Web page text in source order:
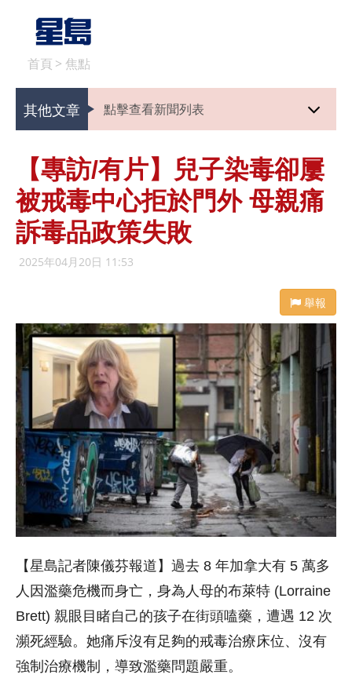
首頁 > 焦點
其他文章 點擊查看新聞列表
【專訪/有片】兒子染毒卻屢
被戒毒中心拒於門外 母親痛
訴毒品政策失敗
2025年04月20日 11:53
舉報
【星島記者陳儀芬報道】過去 8 年加拿大有 5 萬多
人因濫藥危機而身亡，身為人母的布萊特 (Lorraine
Brett) 親眼目睹自己的孩子在街頭嗑藥，遭遇 12 次
瀕死經驗。她痛斥沒有足夠的戒毒治療床位、沒有
強制治療機制，導致濫藥問題嚴重。